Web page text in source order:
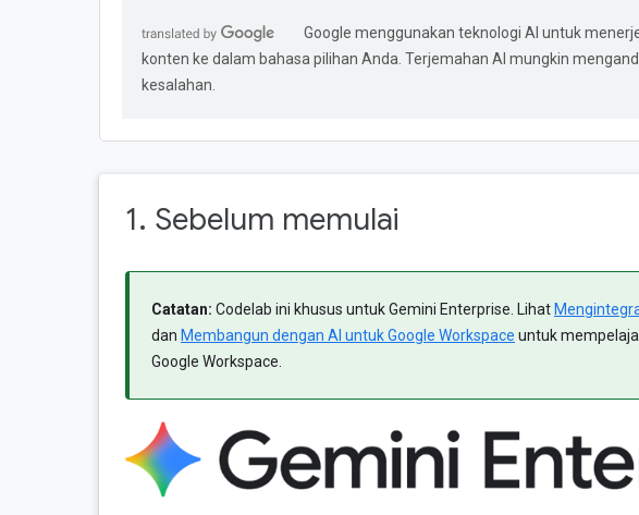
Google menggunakan teknologi AI untuk
konten ke dalam bahasa pilihan Anda. Terjemahan AI mungkin
kesalahan.
1. Sebelum memulai
Catatan: Codelab ini khusus untuk Gemini Enterprise. Lihat
dan Membangun dengan AI untuk Google Workspace untuk
Google Workspace.